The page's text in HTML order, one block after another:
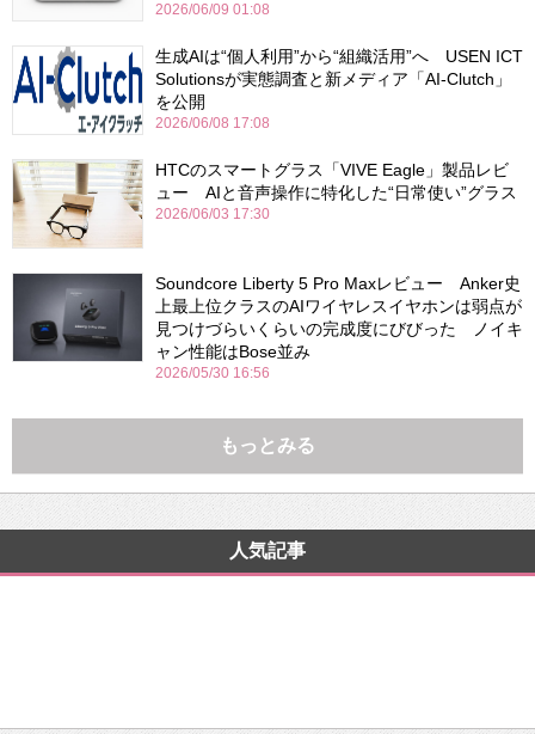
2026/06/09 01:08
生成AIは“個人利用”から“組織活用”へ USEN ICT
Solutionsが実態調査と新メディア「AI-Clutch」
を公開
2026/06/08 17:08
HTCのスマートグラス「VIVE Eagle」製品レビ
ュー AIと音声操作に特化した“日常使い”グラス
2026/06/03 17:30
Soundcore Liberty 5 Pro Maxレビュー Anker史
上最上位クラスのAIワイヤレスイヤホンは弱点が
見つけづらいくらいの完成度にびびった ノイキ
ャン性能はBose並み
2026/05/30 16:56
もっとみる
人気記事